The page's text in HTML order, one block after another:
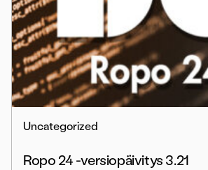
Uncategorized
Ropo 24 -versiopäivitys 3.21